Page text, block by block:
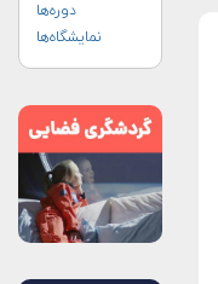
دوره‌ها
نمایشگاه‌ها